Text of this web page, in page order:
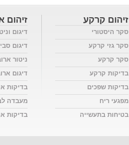
זיהום קרקע
סקר היסטורי
סקר גזי קרקע
סקר קרקע
בדיקות קרקע
בדיקות שפכים
מפגעי ריח
בטיחות בתעשייה
זיהום
דיגום
דיגום
ניטור
דיגום
בדיקות
מעבדה
בדיקות